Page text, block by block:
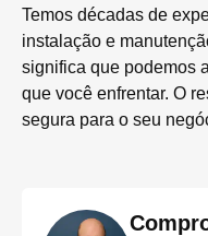
Temos décadas de
instalação e
significa que podemos
que você enfrentar. O
segura para o seu